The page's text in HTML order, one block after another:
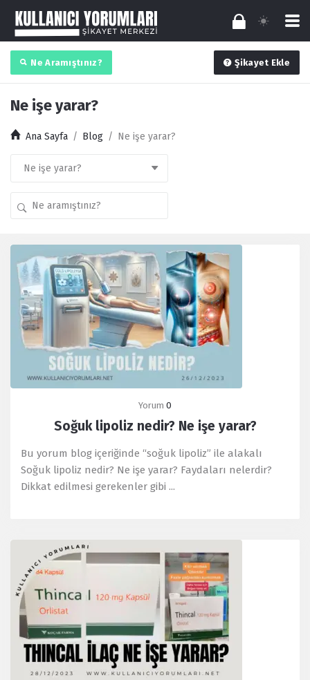
Ne Aramıştınız? Şikayet Ekle
Ne işe yarar?
Ana Sayfa / Blog / Ne işe yarar?
Kullanıcı
Yorumları
Latest
Articles
Yorum 0
Soğuk lipoliz nedir? Ne işe yarar?
Bu yorum blog içeriğinde “soğuk lipoliz” ile alakalı
Soğuk lipoliz nedir? Ne işe yarar? Faydaları nelerdir?
Dikkat edilmesi gerekenler gibi ...